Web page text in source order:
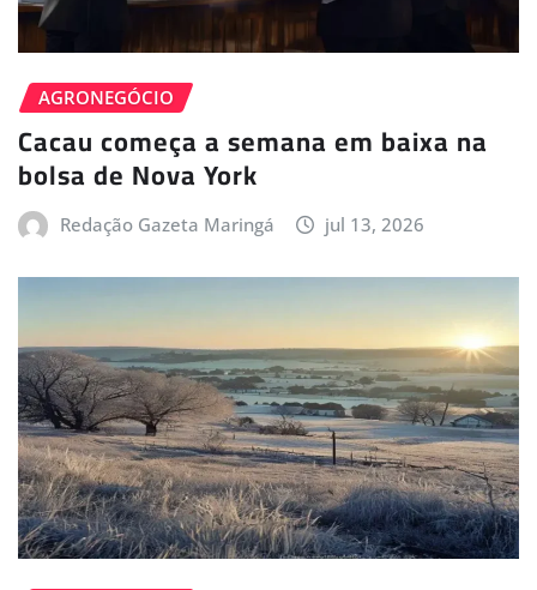
AGRONEGÓCIO
Cacau começa a semana em baixa na
bolsa de Nova York
Redação Gazeta Maringá jul 13, 2026